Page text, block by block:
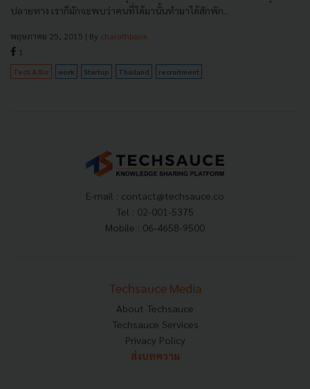
ปลายทาง เราก็มักจะพบว่าคนที่ได้มานั้นทำมาได้สักพัก...
พฤษภาคม 25, 2015 | By charathbank
1
Tech & Biz work Startup Thailand recruitment
E-mail : contact@techsauce.co
Tel : 02-001-5375
Mobile : 06-4658-9500
Techsauce Media
About Techsauce
Techsauce Services
Privacy Policy
ส่งบทความ